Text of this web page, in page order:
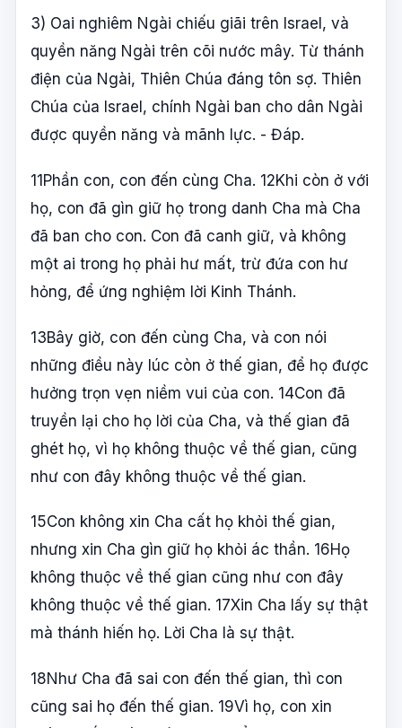
3) Oai nghiêm Ngài chiếu giãi trên Israel, và
quyền năng Ngài trên cõi nước mây. Từ thánh
điện của Ngài, Thiên Chúa đáng tôn sợ. Thiên
Chúa của Israel, chính Ngài ban cho dân Ngài
được quyền năng và mãnh lực. - Đáp.
11Phần con, con đến cùng Cha. 12Khi còn ở với
họ, con đã gìn giữ họ trong danh Cha mà Cha
đã ban cho con. Con đã canh giữ, và không
một ai trong họ phải hư mất, trừ đứa con hư
hỏng, để ứng nghiệm lời Kinh Thánh.
13Bây giờ, con đến cùng Cha, và con nói
những điều này lúc còn ở thế gian, để họ được
hưởng trọn vẹn niềm vui của con. 14Con đã
truyền lại cho họ lời của Cha, và thế gian đã
ghét họ, vì họ không thuộc về thế gian, cũng
như con đây không thuộc về thế gian.
15Con không xin Cha cất họ khỏi thế gian,
nhưng xin Cha gìn giữ họ khỏi ác thần. 16Họ
không thuộc về thế gian cũng như con đây
không thuộc về thế gian. 17Xin Cha lấy sự thật
mà thánh hiến họ. Lời Cha là sự thật.
18Như Cha đã sai con đến thế gian, thì con
cũng sai họ đến thế gian. 19Vì họ, con xin